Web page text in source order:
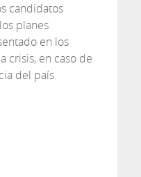
candidatos
planes
en los
crisis, en caso de
del país.